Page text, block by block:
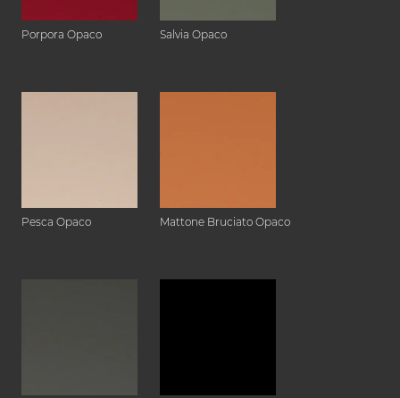
Porpora Opaco Salvia Opaco
Pesca Opaco Mattone Bruciato Opaco